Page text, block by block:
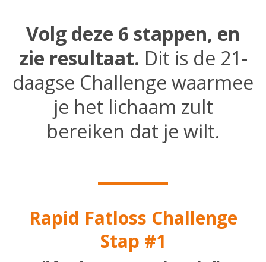
Volg deze 6 stappen, en
zie resultaat. Dit is de 21-
daagse Challenge waarmee
je het lichaam zult
bereiken dat je wilt.
Rapid Fatloss Challenge
Stap #1